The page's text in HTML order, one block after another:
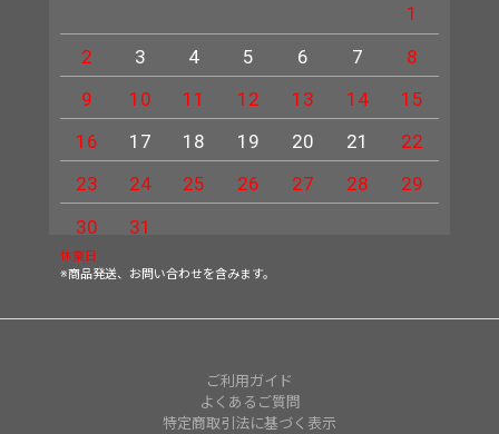
1
2
3 4 5 6 7
8
9
10 11 12 13 14
15
16
17 18 19 20 21
22
23
24 25 26 27 28
29
30
31
休業日
※商品発送、お問い合わせを含みます。
ご利用ガイド
よくあるご質問
特定商取引法に基づく表示